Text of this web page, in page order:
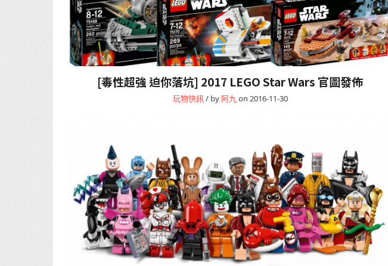
[毒性超強 迫你落坑] 2017 LEGO Star Wars 官圖發佈
玩物快訊/ by 阿九on 2016-11-30